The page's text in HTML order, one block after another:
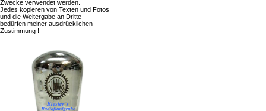
Zwecke verwendet werden.
Jedes kopieren von Texten und Fotos
und die Weitergabe an Dritte
bedürfen meiner ausdrücklichen
Zustimmung !